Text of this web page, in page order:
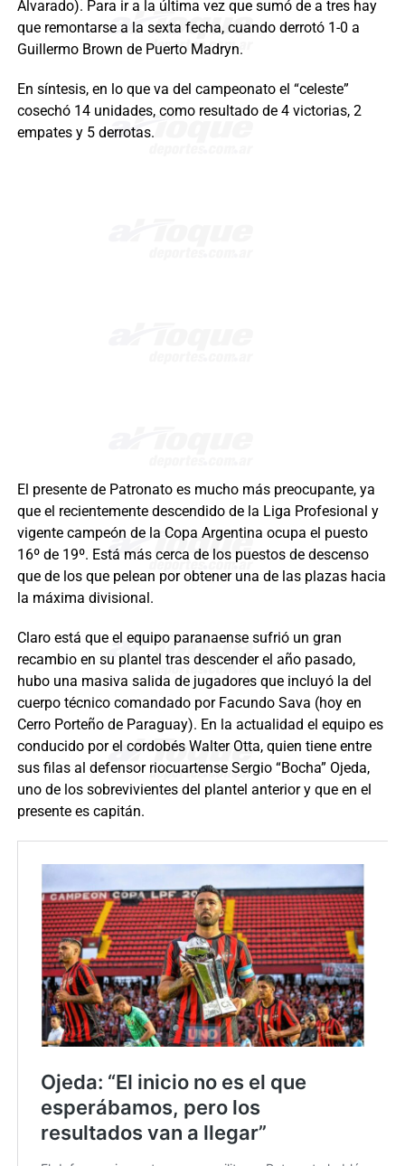
Alvarado). Para ir a la última vez que sumó de a tres hay
que remontarse a la sexta fecha, cuando derrotó 1-0 a
Guillermo Brown de Puerto Madryn.
En síntesis, en lo que va del campeonato el “celeste”
cosechó 14 unidades, como resultado de 4 victorias, 2
empates y 5 derrotas.
El presente de Patronato es mucho más preocupante, ya
que el recientemente descendido de la Liga Profesional y
vigente campeón de la Copa Argentina ocupa el puesto
16º de 19º. Está más cerca de los puestos de descenso
que de los que pelean por obtener una de las plazas hacia
la máxima divisional.
Claro está que el equipo paranaense sufrió un gran
recambio en su plantel tras descender el año pasado,
hubo una masiva salida de jugadores que incluyó la del
cuerpo técnico comandado por Facundo Sava (hoy en
Cerro Porteño de Paraguay). En la actualidad el equipo es
conducido por el cordobés Walter Otta, quien tiene entre
sus filas al defensor riocuartense Sergio “Bocha” Ojeda,
uno de los sobrevivientes del plantel anterior y que en el
presente es capitán.